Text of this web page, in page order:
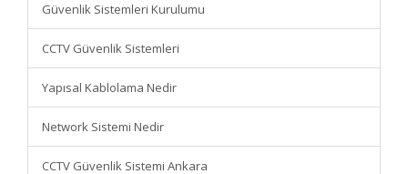
Güvenlik Sistemleri Kurulumu
CCTV Güvenlik Sistemleri
Yapısal Kablolama Nedir
Network Sistemi Nedir
CCTV Güvenlik Sistemi Ankara